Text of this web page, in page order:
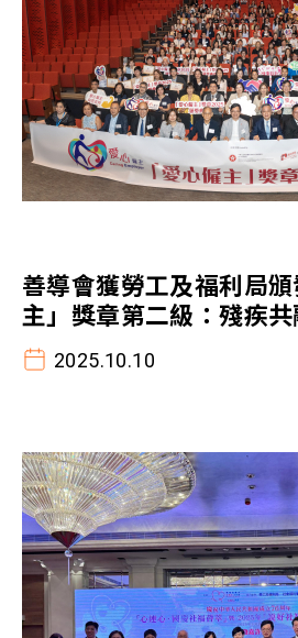
善導會獲勞工及福利局
主」獎章第二級：殘疾共
2025.10.10